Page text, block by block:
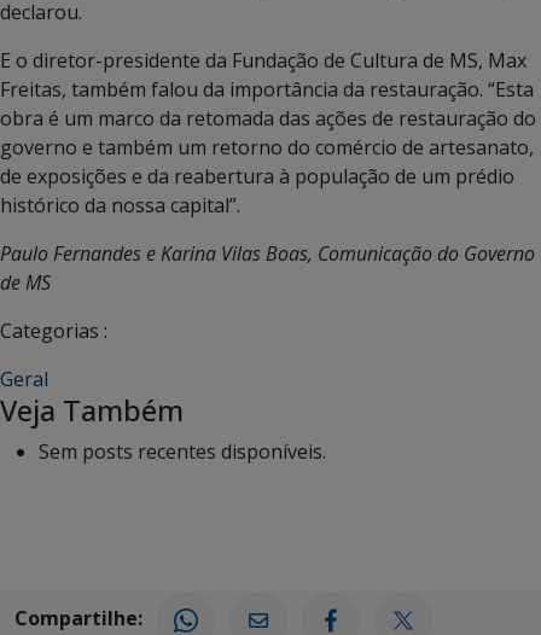
declarou.
E o diretor-presidente da Fundação de Cultura de MS, Max
Freitas, também falou da importância da restauração. “Esta
obra é um marco da retomada das ações de restauração do
governo e também um retorno do comércio de artesanato,
de exposições e da reabertura à população de um prédio
histórico da nossa capital”.
Paulo Fernandes e Karina Vilas Boas, Comunicação do Governo
de MS
Categorias :
Geral
Veja Também
Sem posts recentes disponíveis.
Compartilhe: